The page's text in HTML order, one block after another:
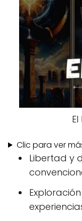
Clic para ver
Libertad y